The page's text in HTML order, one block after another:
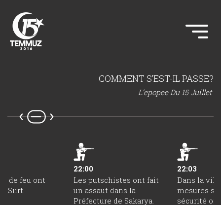
COMMENT S’EST-IL PASSE?
L’epopee Du 15 Juillet
de feu ont
Siirt.
22:00
Les putschistes ont fait
un assaut dans la
Préfecture de Sakarya.
22:03
Dans la
mesures
sécurité